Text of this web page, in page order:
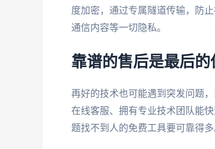
度加密，通过专属隧道传输，防
通信内容等一切隐私。
靠谱的售后是最后的
再好的技术也可能遇到突发问题
在线客服、拥有专业技术团队能
题找不到人的免费工具要可靠得多